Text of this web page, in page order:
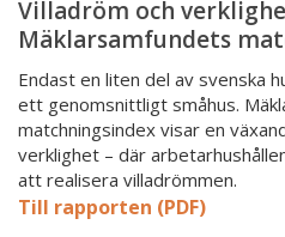
Villadröm och
Mäklarsamfundets
Endast en liten del av svenska
ett genomsnittligt småhus.
matchningsindex visar en
verklighet – där
att realisera villadrömmen.
Till rapporten (PDF)